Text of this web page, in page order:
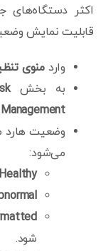
اکثر دستگاه‌های
قابلیت نمایش
وارد منوی
به بخش
Management
وضعیت هارد
می‌شود:
شود.